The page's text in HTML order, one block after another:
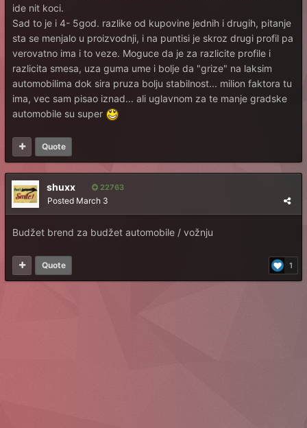
ide nit koci.
Sad to je i 4- 5god. razlike od kupovine jednih i drugih, pitanje
sta se menjalo u proizvodnji, i na puntisi je skroz drugi profil pa
verovatno ima i to veze. Moguce da je za razlicite profile i
razlicita smesa, uza guma ume i bolje da "grize" na laksim
automobilima dok sira pruza bolju stabilnost... milion faktora tu
ima, vec sam pisao iznad... ali uglavnom za te manje gradske
automobile su super
Quote
shuxx 22763
Posted March 3
Budžet brend za budžet automobile / vožnju
1
Quote